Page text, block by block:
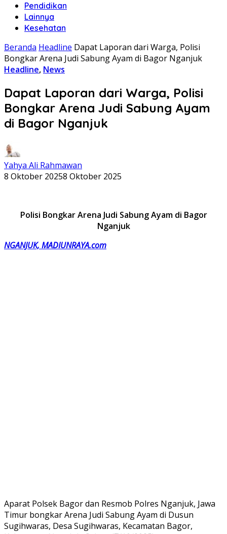
Pendidikan
Lainnya
Kesehatan
Beranda Headline Dapat Laporan dari Warga, Polisi
Bongkar Arena Judi Sabung Ayam di Bagor Nganjuk
Headline, News
Dapat Laporan dari Warga, Polisi
Bongkar Arena Judi Sabung Ayam
di Bagor Nganjuk
Yahya Ali Rahmawan
8 Oktober 20258 Oktober 2025
Polisi Bongkar Arena Judi Sabung Ayam di Bagor
Nganjuk
NGANJUK, MADIUNRAYA.com
Aparat Polsek Bagor dan Resmob Polres Nganjuk, Jawa
Timur bongkar Arena Judi Sabung Ayam di Dusun
Sugihwaras, Desa Sugihwaras, Kecamatan Bagor,